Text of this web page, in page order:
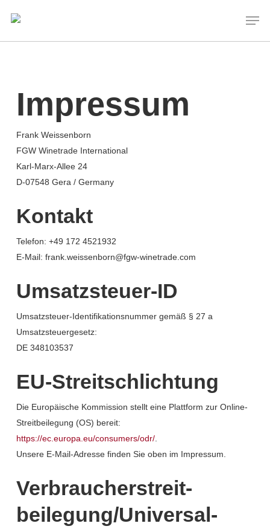
Impressum
Frank Weissenborn
FGW Winetrade International
Karl-Marx-Allee 24
D-07548 Gera / Germany
Kontakt
Telefon: +49 172 4521932
E-Mail: frank.weissenborn@fgw-winetrade.com
Umsatzsteuer-ID
Umsatzsteuer-Identifikationsnummer gemäß § 27 a
Umsatzsteuergesetz:
DE 348103537
EU-Streitschlichtung
Die Europäische Kommission stellt eine Plattform zur Online-
Streitbeilegung (OS) bereit:
https://ec.europa.eu/consumers/odr/.
Unsere E-Mail-Adresse finden Sie oben im Impressum.
Verbraucher­streit­
beilegung/Universal­